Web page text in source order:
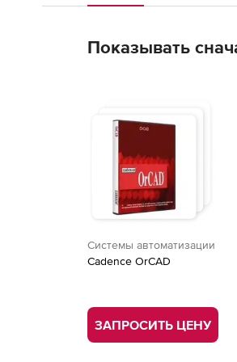
Показывать
Системы автоматизации
Cadence OrCAD
ЗАПРОСИТЬ ЦЕНУ